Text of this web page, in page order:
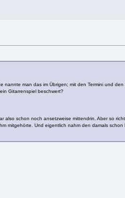
man das im Übrigen; mit den Termini und
Gitarrenspiel beschwert?
schon noch ansetzweise mittendrin. Aber so
mitgehörte. Und eigentlich nahm den damals schon